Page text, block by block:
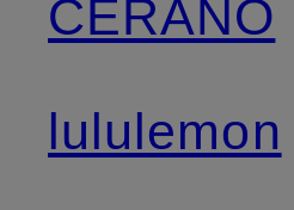
CERANO
lululemon